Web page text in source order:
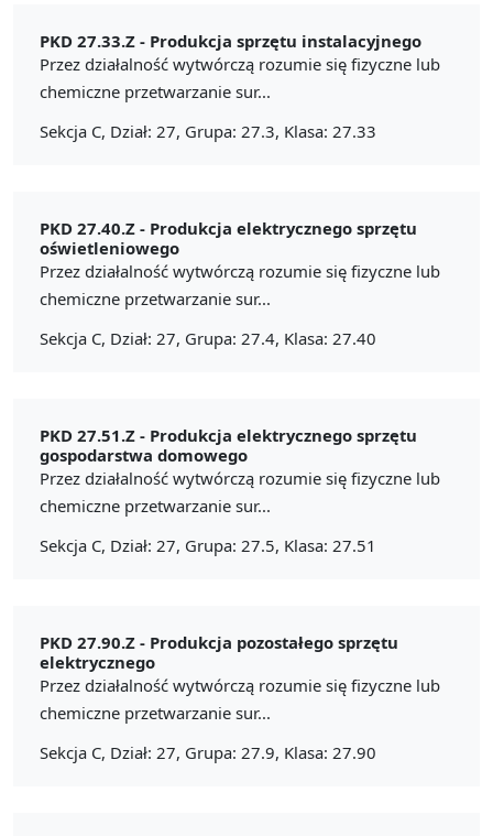
PKD 27.33.Z - Produkcja sprzętu instalacyjnego
Przez działalność wytwórczą rozumie się fizyczne lub
chemiczne przetwarzanie sur...
Sekcja C, Dział: 27, Grupa: 27.3, Klasa: 27.33
PKD 27.40.Z - Produkcja elektrycznego sprzętu
oświetleniowego
Przez działalność wytwórczą rozumie się fizyczne lub
chemiczne przetwarzanie sur...
Sekcja C, Dział: 27, Grupa: 27.4, Klasa: 27.40
PKD 27.51.Z - Produkcja elektrycznego sprzętu
gospodarstwa domowego
Przez działalność wytwórczą rozumie się fizyczne lub
chemiczne przetwarzanie sur...
Sekcja C, Dział: 27, Grupa: 27.5, Klasa: 27.51
PKD 27.90.Z - Produkcja pozostałego sprzętu
elektrycznego
Przez działalność wytwórczą rozumie się fizyczne lub
chemiczne przetwarzanie sur...
Sekcja C, Dział: 27, Grupa: 27.9, Klasa: 27.90